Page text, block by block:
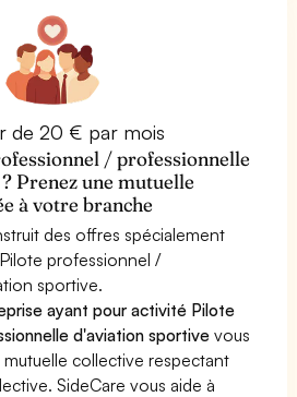
de 20 € par mois
/ professionnelle
Prenez une mutuelle
à votre branche
des offres spécialement
professionnel /
sportive.
ayant pour activité Pilote
d'aviation sportive vous
collective respectant
SideCare vous aide à